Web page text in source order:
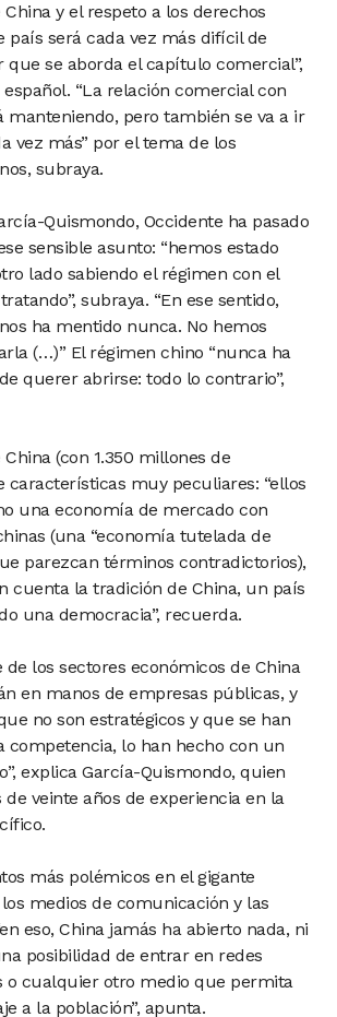
China y el respeto a los derechos
país será cada vez más difícil de
que se aborda el capítulo comercial”,
“La relación comercial con
manteniendo, pero también se va a ir
vez más” por el tema de los
subraya.
Quismondo, Occidente ha pasado
sensible asunto: “hemos estado
lado sabiendo el régimen con el
subraya. “En ese sentido,
ha mentido nunca. No hemos
(…)” El régimen chino “nunca ha
querer abrirse: todo lo contrario”,
(con 1.350 millones de
características muy peculiares: “ellos
una economía de mercado con
(una “economía tutelada de
parezcan términos contradictorios),
cuenta la tradición de China, un país
una democracia”, recuerda.
de los sectores económicos de China
en manos de empresas públicas, y
no son estratégicos y que se han
competencia, lo han hecho con un
explica García-Quismondo, quien
veinte años de experiencia en la
más polémicos en el gigante
medios de comunicación y las
eso, China jamás ha abierto nada, ni
posibilidad de entrar en redes
o cualquier otro medio que permita
a la población”, apunta.